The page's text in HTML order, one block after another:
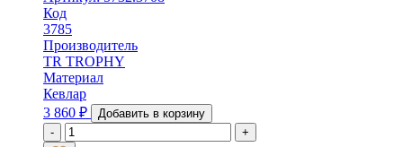
Код
3785
Производитель
TR TROPHY
Материал
Кевлар
3 860 ₽
Добавить в корзину
-
+